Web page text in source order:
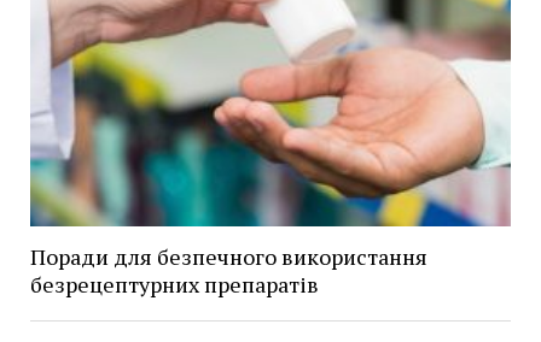
Поради для безпечного використання
безрецептурних препаратів